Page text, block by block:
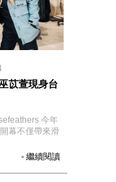
苡萱現身台
今年
幕不僅帶來滑
- 繼續閱讀